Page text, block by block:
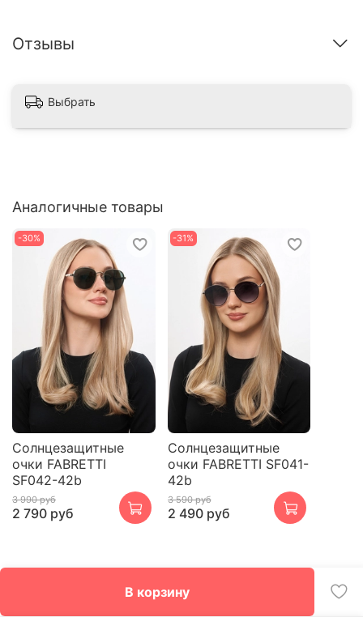
В корзину
Отзывы
Выбрать
Аналогичные товары
-30%
Cолнцезащитные
очки FABRETTI
SF042-42b
3 990 руб
2 790 руб
-31%
Cолнцезащитные
очки FABRETTI SF041-
42b
3 590 руб
2 490 руб